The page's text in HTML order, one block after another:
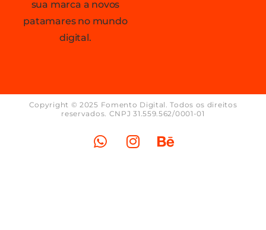
sua marca a novos
patamares no mundo
digital.
Copyright © 2025 Fomento Digital. Todos os direitos
reservados. CNPJ 31.559.562/0001-01